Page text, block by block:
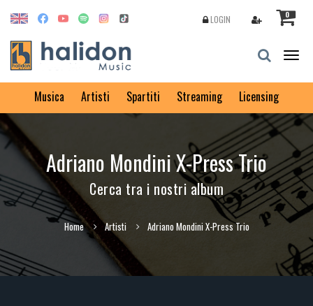
0
LOGIN
Musica Artisti Spartiti Streaming Licensing
Adriano Mondini X-Press Trio
Cerca tra i nostri album
Home Artisti Adriano Mondini X-Press Trio